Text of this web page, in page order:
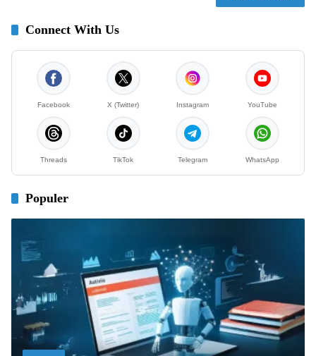
Connect With Us
Facebook X (Twitter) Instagram YouTube
Threads TikTok Telegram WhatsApp
Populer